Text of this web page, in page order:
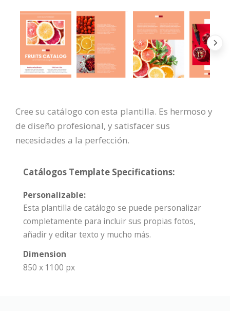
Cree su catálogo con esta plantilla. Es hermoso y
de diseño profesional, y satisfacer sus
necesidades a la perfección.
Catálogos Template Specifications:
Personalizable:
Esta plantilla de catálogo se puede personalizar
completamente para incluir sus propias fotos,
añadir y editar texto y mucho más.
Dimension
850 x 1100 px